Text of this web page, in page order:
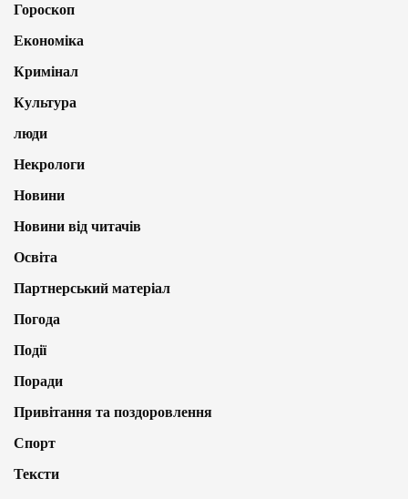
Гороскоп
Економіка
Кримінал
Культура
люди
Некрологи
Новини
Новини від читачів
Освіта
Партнерський матеріал
Погода
Події
Поради
Привітання та поздоровлення
Спорт
Тексти